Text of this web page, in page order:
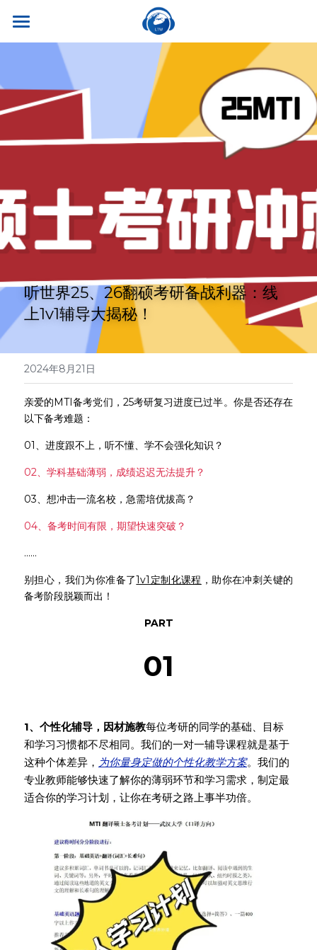
首页
关于我们
听世界外语
名师风采
考试比赛
合作伙伴
最新资讯
热门课程
英专学硕
英语口译
英语笔译
流利口语
雅思托福
医学系列
实习就业
就业资讯
干货讲座
真题系列
双语资料
翻译服务
笔译服务
口译服务
翻译语种
翻译报价
听世界25、26翻硕考研备战利器：线
上1v1辅导大揭秘！
2024年8月21日
亲爱的MTI备考党们，25考研复习进度已过半。你是否还存在
以下备考难题：
01、进度跟不上，听不懂、学不会强化知识？
02、学科基础薄弱，成绩迟迟无法提升？
03、想冲击一流名校，急需培优拔高？
04、备考时间有限，期望快速突破？
......
别担心，我们为你准备了1v1定制化课程 ，助你在冲刺关键的
备考阶段脱颖而出！
PART
01
1、个性化辅导，因材施教每位考研的同学的基础、目标
和学习习惯都不尽相同。我们的一对一辅导课程就是基于
这种个体差异， 为你量身定做的个性化教学方案。我们的
专业教师能够快速了解你的薄弱环节和学习需求，制定最
适合你的学习计划，让你在考研之路上事半功倍。
商品分类
所有商品分类